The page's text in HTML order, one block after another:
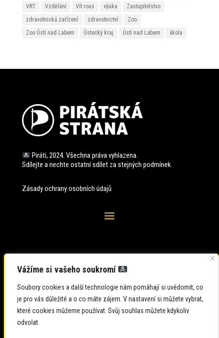
Vážíme si vašeho soukromí
Soubory cookies a další technologie nám pomáhají si uvědomit, co
je pro vás důležité a o co máte zájem. V nastavení si můžete vybrat,
které cookies můžeme používat. Svůj souhlas můžete kdykoliv
odvolat.
VRT
Vzdělání Vít rous výuka
Zastupitelstvo
zdravotnická zařízení
zdravotnictví
Zoo
Zoo Ústí nad Labem
Ústecký kraj Ústí nad Labem škola
Piráti, 2024. Všechna práva vyhlazena.
Sdílejte a nechte ostatní sdílet za stejných podmínek.
Zásady ochrany osobních údajů
Zadavatel: Česká pirátská strana